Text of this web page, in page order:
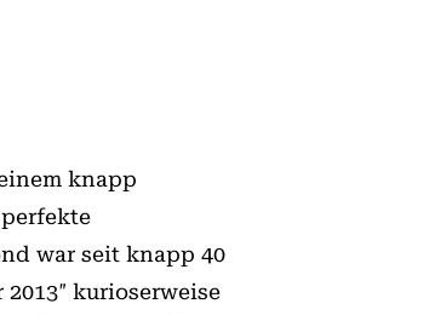
knapp
war seit knapp 40
kurioserweise